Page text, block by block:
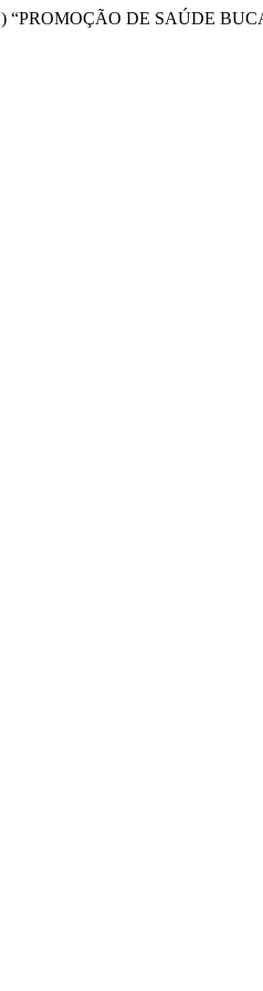
“PROMOÇÃO DE SAÚDE